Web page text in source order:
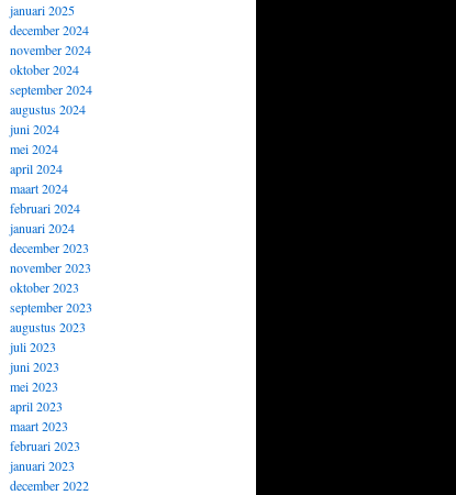
januari 2025
december 2024
november 2024
oktober 2024
september 2024
augustus 2024
juni 2024
mei 2024
april 2024
maart 2024
februari 2024
januari 2024
december 2023
november 2023
oktober 2023
september 2023
augustus 2023
juli 2023
juni 2023
mei 2023
april 2023
maart 2023
februari 2023
januari 2023
december 2022